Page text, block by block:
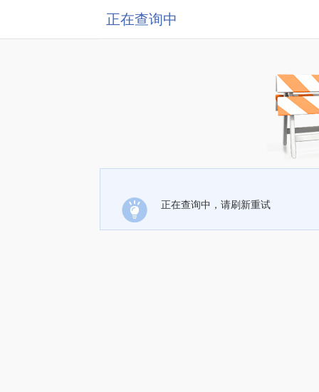
正在查询中
正在查询中，请刷新重试